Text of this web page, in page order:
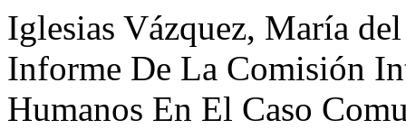
Iglesias Vázquez, María
Informe De La Comisión
Humanos En El Caso